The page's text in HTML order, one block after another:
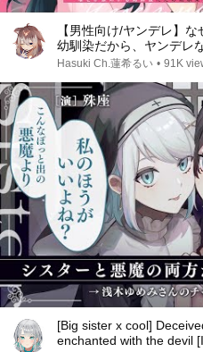
【男性向け/ヤンデレ】
幼馴染だから、ヤンデレ
浅木ゆめみ】
Hasuki Ch.蓮希るい • 91K
[Big sister x cool]
enchanted with the devil